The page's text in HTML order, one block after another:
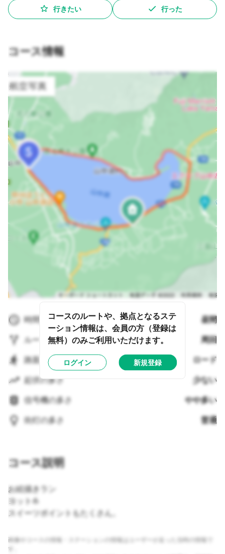
行きたい 行った
コース情報
時間帯 昼間
ルートタイプ 周回
路面タイプ ロード
起伏の多さ 少ない
信号機の多さ やや多い
街灯の多さ 普通
コース説明
お絵描きラン
ヨット⛵️
スイーツポイントもたくさん。
画像やコースの情報・ステーションの情報はユーザーが走った当時の情報で
す。
コースのルートや、拠点となるステ
ーション情報は、会員の方（登録は
無料）のみご利用いただけます。
ログイン 新規登録